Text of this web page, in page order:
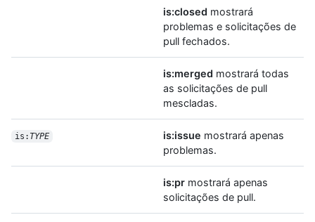
is:closed mostrará
problemas e solicitações de
pull fechados.
is:merged mostrará todas
as solicitações de pull
mescladas.
is: TYPE is:issue mostrará apenas
problemas.
is:pr mostrará apenas
solicitações de pull.